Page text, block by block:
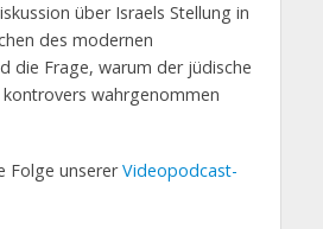
über Israels Stellung in
des modernen
die Frage, warum der jüdische
wahrgenommen
Folge unsererVideopodcast-